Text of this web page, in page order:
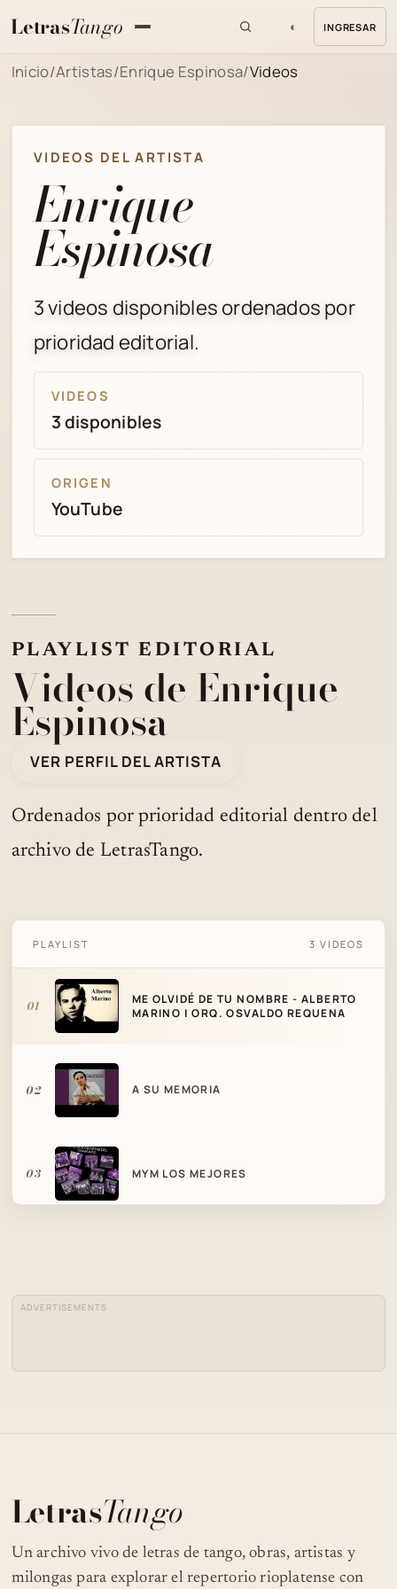
LetrasTango ◐ INGRESAR
Inicio/Artistas/Enrique Espinosa/Videos
VIDEOS DEL ARTISTA
Enrique
Espinosa
3 videos disponibles ordenados por
prioridad editorial.
VIDEOS
3 disponibles
ORIGEN
YouTube
PLAYLIST EDITORIAL
Videos de Enrique
Espinosa
VER PERFIL DEL ARTISTA
Ordenados por prioridad editorial dentro del
archivo de LetrasTango.
MARINO | ORQ. OSVALDO REQUENA
PLAYLIST 3 VIDEOS
01
ME OLVIDÉ DE TU NOMBRE - ALBERTO
MARINO | ORQ. OSVALDO REQUENA
02 A SU MEMORIA
03 MYM LOS MEJORES
ADVERTISEMENTS
LetrasTango
Un archivo vivo de letras de tango, obras, artistas y
milongas para explorar el repertorio rioplatense con